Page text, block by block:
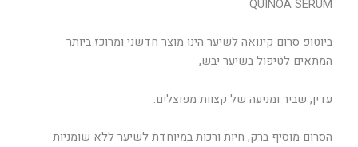
QUINOA SERUM
ביוטופ סרום קינואה לשיער הינו מוצר חדשני ומרוכז ביותר
המתאים לטיפול בשיער יבש,
עדין, שביר ומניעה של קצוות מפוצלים.
הסרום מוסיף ברק, חיות ורכות במיוחדת לשיער ללא שומניות